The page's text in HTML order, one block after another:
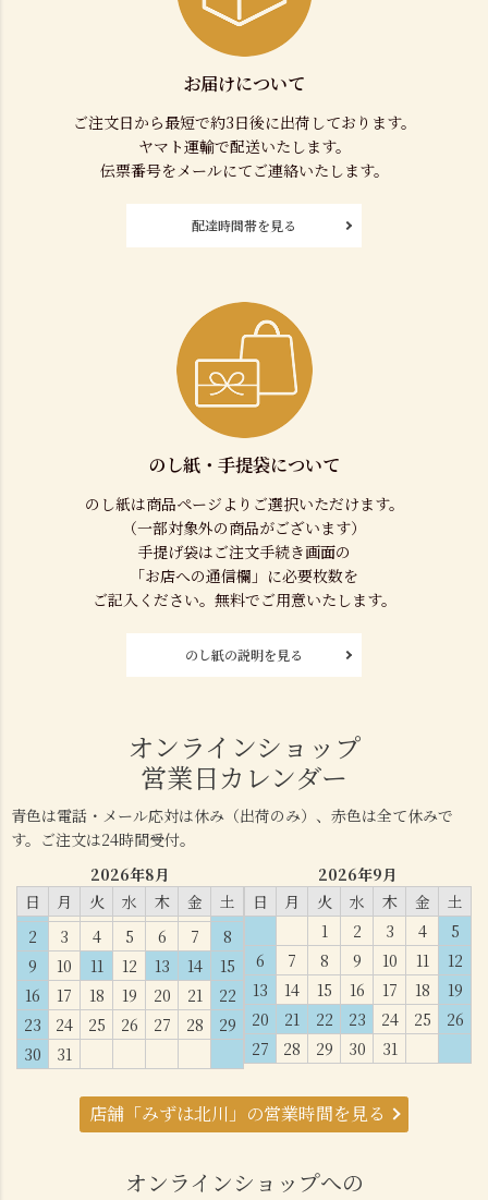
お届けについて
ご注文日から最短で約3日後に出荷しております。
ヤマト運輸で配送いたします。
伝票番号をメールにてご連絡いたします。
配達時間帯を見る
のし紙・手提袋について
のし紙は商品ページよりご選択いただけます。
（一部対象外の商品がございます）
手提げ袋はご注文手続き画面の
「お店への通信欄」に必要枚数を
ご記入ください。無料でご用意いたします。
のし紙の説明を見る
オンラインショップ
営業日カレンダー
青色は電話・メール応対は休み（出荷のみ）、赤色は全て休みで
す。ご注文は24時間受付。
2026年8月
日
月 火 水 木 金
土
2
3 4 5 6 7
8
9
10 11 12 13 14
15
16
17 18 19 20 21
22
23
24 25 26 27 28
29
30
31
2026年9月
日
月 火 水 木 金
土
1
2 3 4
5
6
7 8 9 10 11
12
13
14 15 16 17 18
19
20
21 22 23 24 25
26
27
28 29 30 31
店舗「みずは北川」の営業時間を見る
オンラインショップへの